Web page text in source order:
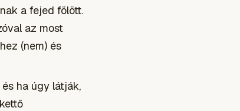
a fejed fölött.
az most
(nem) és
ha úgy látják,